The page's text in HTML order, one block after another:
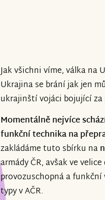
Jak všichni víme, válka na
Ukrajina se brání jak jen
ukrajinští vojáci bojující za
Momentálně nejvíce
funkční technika na
zakládáme tuto sbírku na
armády ČR, avšak ve
provozuschopná a
typy v AČR.